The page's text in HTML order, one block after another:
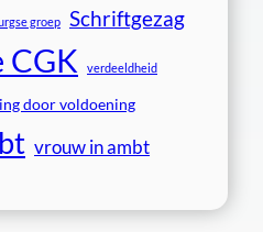
groep Schriftgezag
CGK verdeeldheid
door voldoening
vrouw in ambt